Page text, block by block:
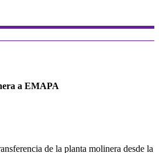
a EMAPA
de la planta molinera desde la